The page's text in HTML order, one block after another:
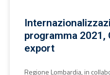
programma 2021,
export
Regione Lombardia, in